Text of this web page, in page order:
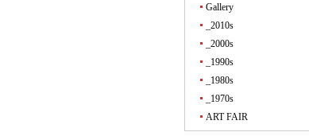
Gallery
_2010s
_2000s
_1990s
_1980s
_1970s
ART FAIR